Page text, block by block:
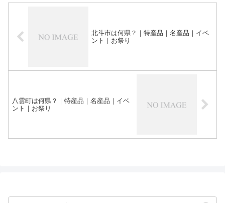
北斗市は何県？｜特産品｜名産品｜イベ
ント｜お祭り
八雲町は何県？｜特産品｜名産品｜イベ
ント｜お祭り